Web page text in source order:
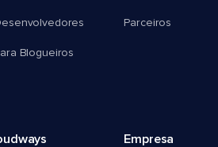
Blogueiros
Parceiros
Empresa